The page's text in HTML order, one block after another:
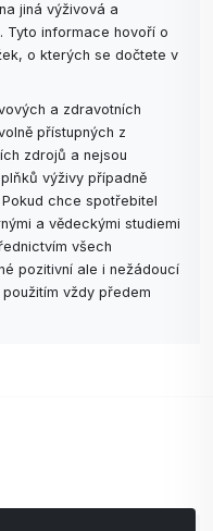
jiná výživová a
Tyto informace hovoří o
o kterých se dočtete v
a zdravotních
přístupných z
zdrojů a nejsou
výživy případně
chce spotřebitel
a vědeckými studiemi
všech
pozitivní ale i nežádoucí
vždy předem